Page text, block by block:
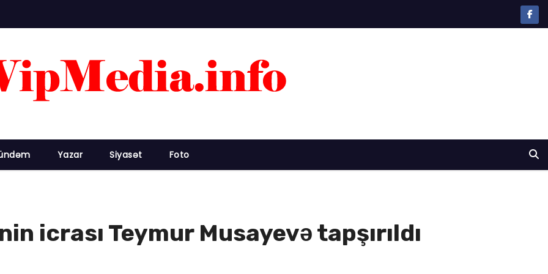
Yazar Siyasət Foto
icrası Teymur Musayevə tapşırıldı